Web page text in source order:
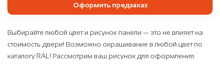
Оформить предзаказ
Выбирайте любой цвет и рисунок панели — это не влияет на
стоимость двери! Возможно окрашивание в любой цвет по
каталогу RAL! Рассмотрим ваш рисунок для оформления.